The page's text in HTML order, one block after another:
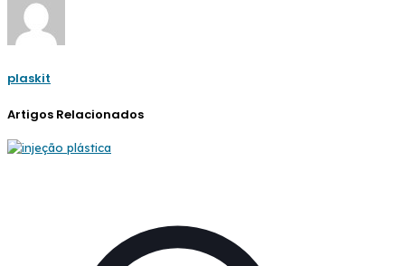
plaskit
Artigos Relacionados